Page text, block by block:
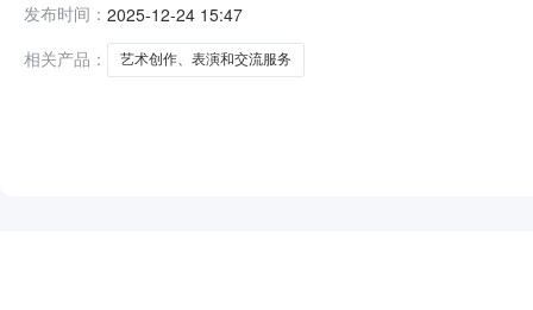
区上郡路欣泰园2号楼4号942,000.00元942,000.00元四
称采购
发布时间： 2025-12-24 15:47
相关产品：
艺术创作、表演和交流服务